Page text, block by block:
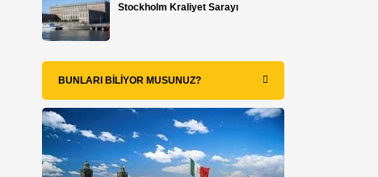
Stockholm Kraliyet Sarayı
BUNLARI BILIYOR MUSUNUZ?